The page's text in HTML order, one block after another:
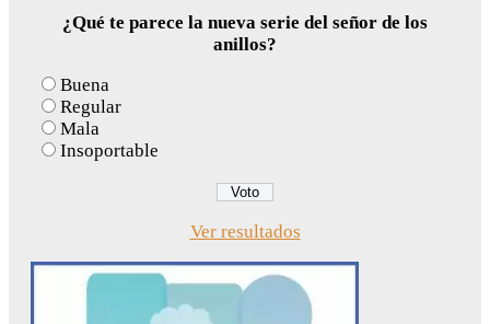
¿Qué te parece la nueva serie del señor de los
anillos?
Buena
Regular
Mala
Insoportable
Ver resultados